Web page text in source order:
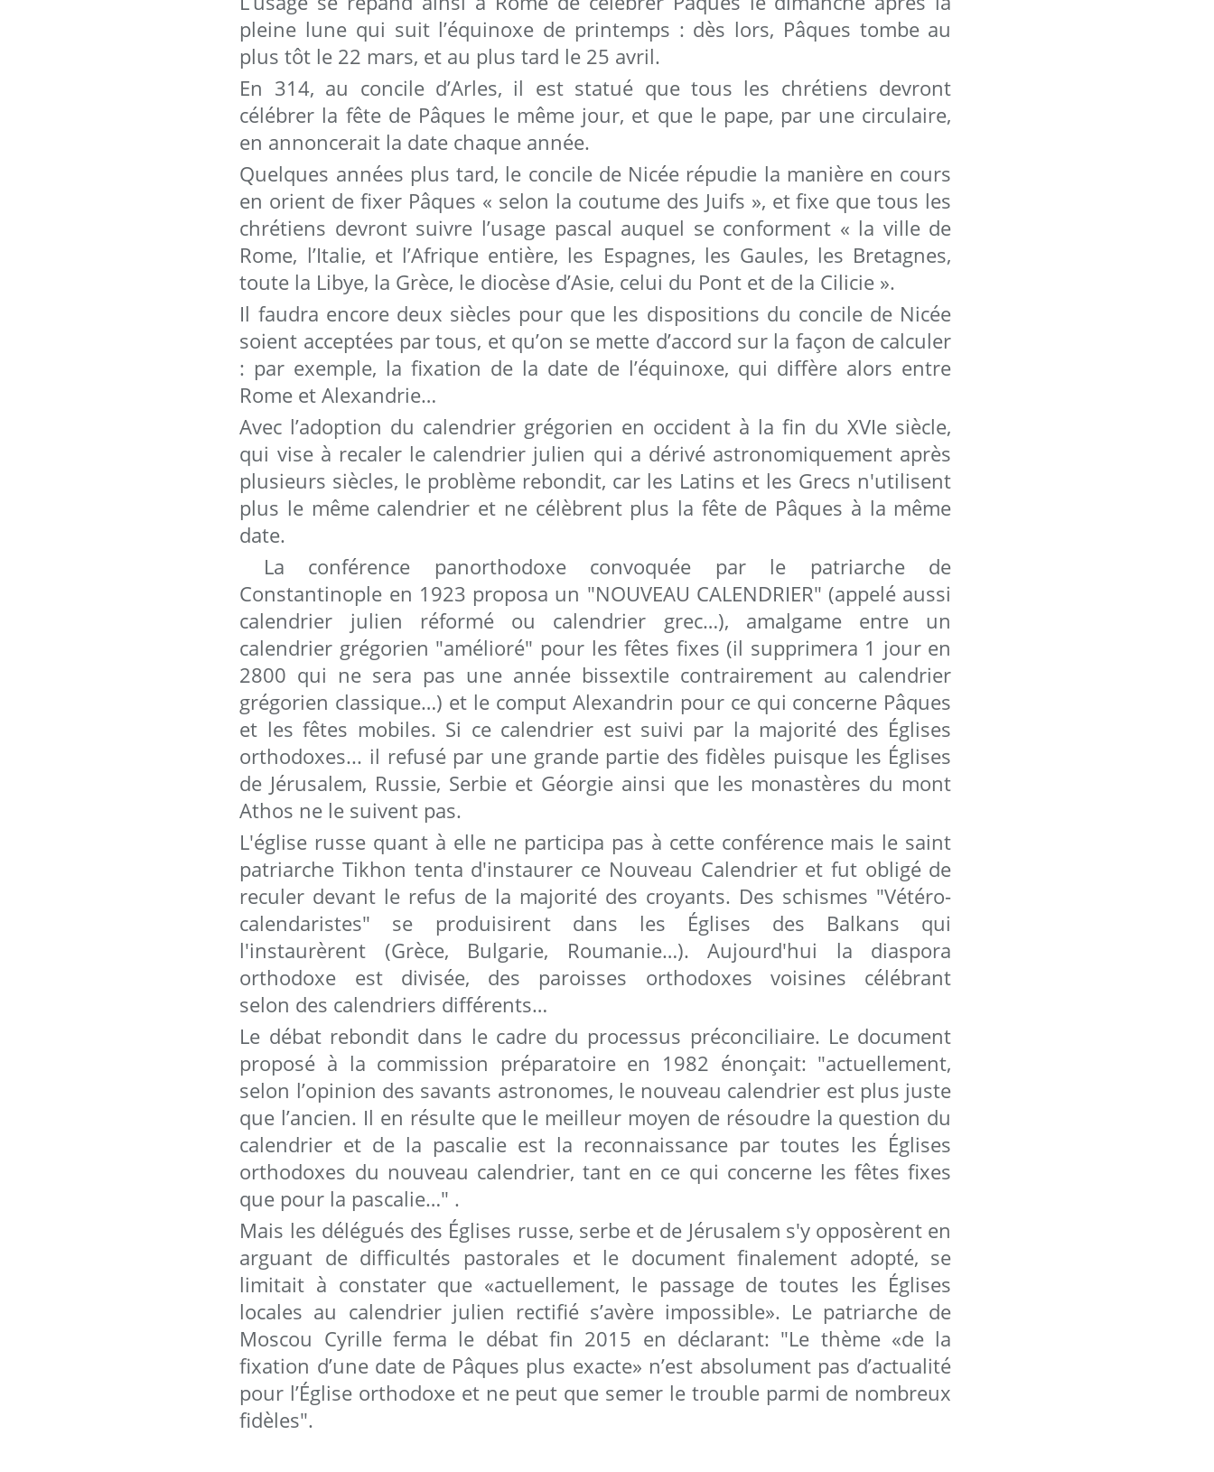
pleine lune qui suit l’équinoxe de printemps : dès lors, Pâques tombe au
plus tôt le 22 mars, et au plus tard le 25 avril.
En 314, au concile d’Arles, il est statué que tous les chrétiens devront
célébrer la fête de Pâques le même jour, et que le pape, par une circulaire,
en annoncerait la date chaque année.
Quelques années plus tard, le concile de Nicée répudie la manière en cours
en orient de fixer Pâques « selon la coutume des Juifs », et fixe que tous les
chrétiens devront suivre l’usage pascal auquel se conforment « la ville de
Rome, l’Italie, et l’Afrique entière, les Espagnes, les Gaules, les Bretagnes,
toute la Libye, la Grèce, le diocèse d’Asie, celui du Pont et de la Cilicie ».
Il faudra encore deux siècles pour que les dispositions du concile de Nicée
soient acceptées par tous, et qu’on se mette d’accord sur la façon de calculer
: par exemple, la fixation de la date de l’équinoxe, qui diffère alors entre
Rome et Alexandrie…
Avec l’adoption du calendrier grégorien en occident à la fin du XVIe siècle,
qui vise à recaler le calendrier julien qui a dérivé astronomiquement après
plusieurs siècles, le problème rebondit, car les Latins et les Grecs n'utilisent
plus le même calendrier et ne célèbrent plus la fête de Pâques à la même
date.
La conférence panorthodoxe convoquée par le patriarche de
Constantinople en 1923 proposa un "NOUVEAU CALENDRIER" (appelé aussi
calendrier julien réformé ou calendrier grec…), amalgame entre un
calendrier grégorien "amélioré" pour les fêtes fixes (il supprimera 1 jour en
2800 qui ne sera pas une année bissextile contrairement au calendrier
grégorien classique…) et le comput Alexandrin pour ce qui concerne Pâques
et les fêtes mobiles. Si ce calendrier est suivi par la majorité des Églises
orthodoxes... il refusé par une grande partie des fidèles puisque les Églises
de Jérusalem, Russie, Serbie et Géorgie ainsi que les monastères du mont
Athos ne le suivent pas.
L'église russe quant à elle ne participa pas à cette conférence mais le saint
patriarche Tikhon tenta d'instaurer ce Nouveau Calendrier et fut obligé de
reculer devant le refus de la majorité des croyants. Des schismes "Vétéro-
calendaristes" se produisirent dans les Églises des Balkans qui
l'instaurèrent (Grèce, Bulgarie, Roumanie…). Aujourd'hui la diaspora
orthodoxe est divisée, des paroisses orthodoxes voisines célébrant
selon des calendriers différents…
Le débat rebondit dans le cadre du processus préconciliaire. Le document
proposé à la commission préparatoire en 1982 énonçait: "actuellement,
selon l’opinion des savants astronomes, le nouveau calendrier est plus juste
que l’ancien. Il en résulte que le meilleur moyen de résoudre la question du
calendrier et de la pascalie est la reconnaissance par toutes les Églises
orthodoxes du nouveau calendrier, tant en ce qui concerne les fêtes fixes
que pour la pascalie…" .
Mais les délégués des Églises russe, serbe et de Jérusalem s'y opposèrent en
arguant de difficultés pastorales et le document finalement adopté, se
limitait à constater que «actuellement, le passage de toutes les Églises
locales au calendrier julien rectifié s’avère impossible». Le patriarche de
Moscou Cyrille ferma le débat fin 2015 en déclarant: "Le thème «de la
fixation d’une date de Pâques plus exacte» n’est absolument pas d’actualité
pour l’Église orthodoxe et ne peut que semer le trouble parmi de nombreux
fidèles".